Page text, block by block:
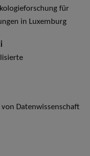
für
in Luxemburg
Datenwissenschaft